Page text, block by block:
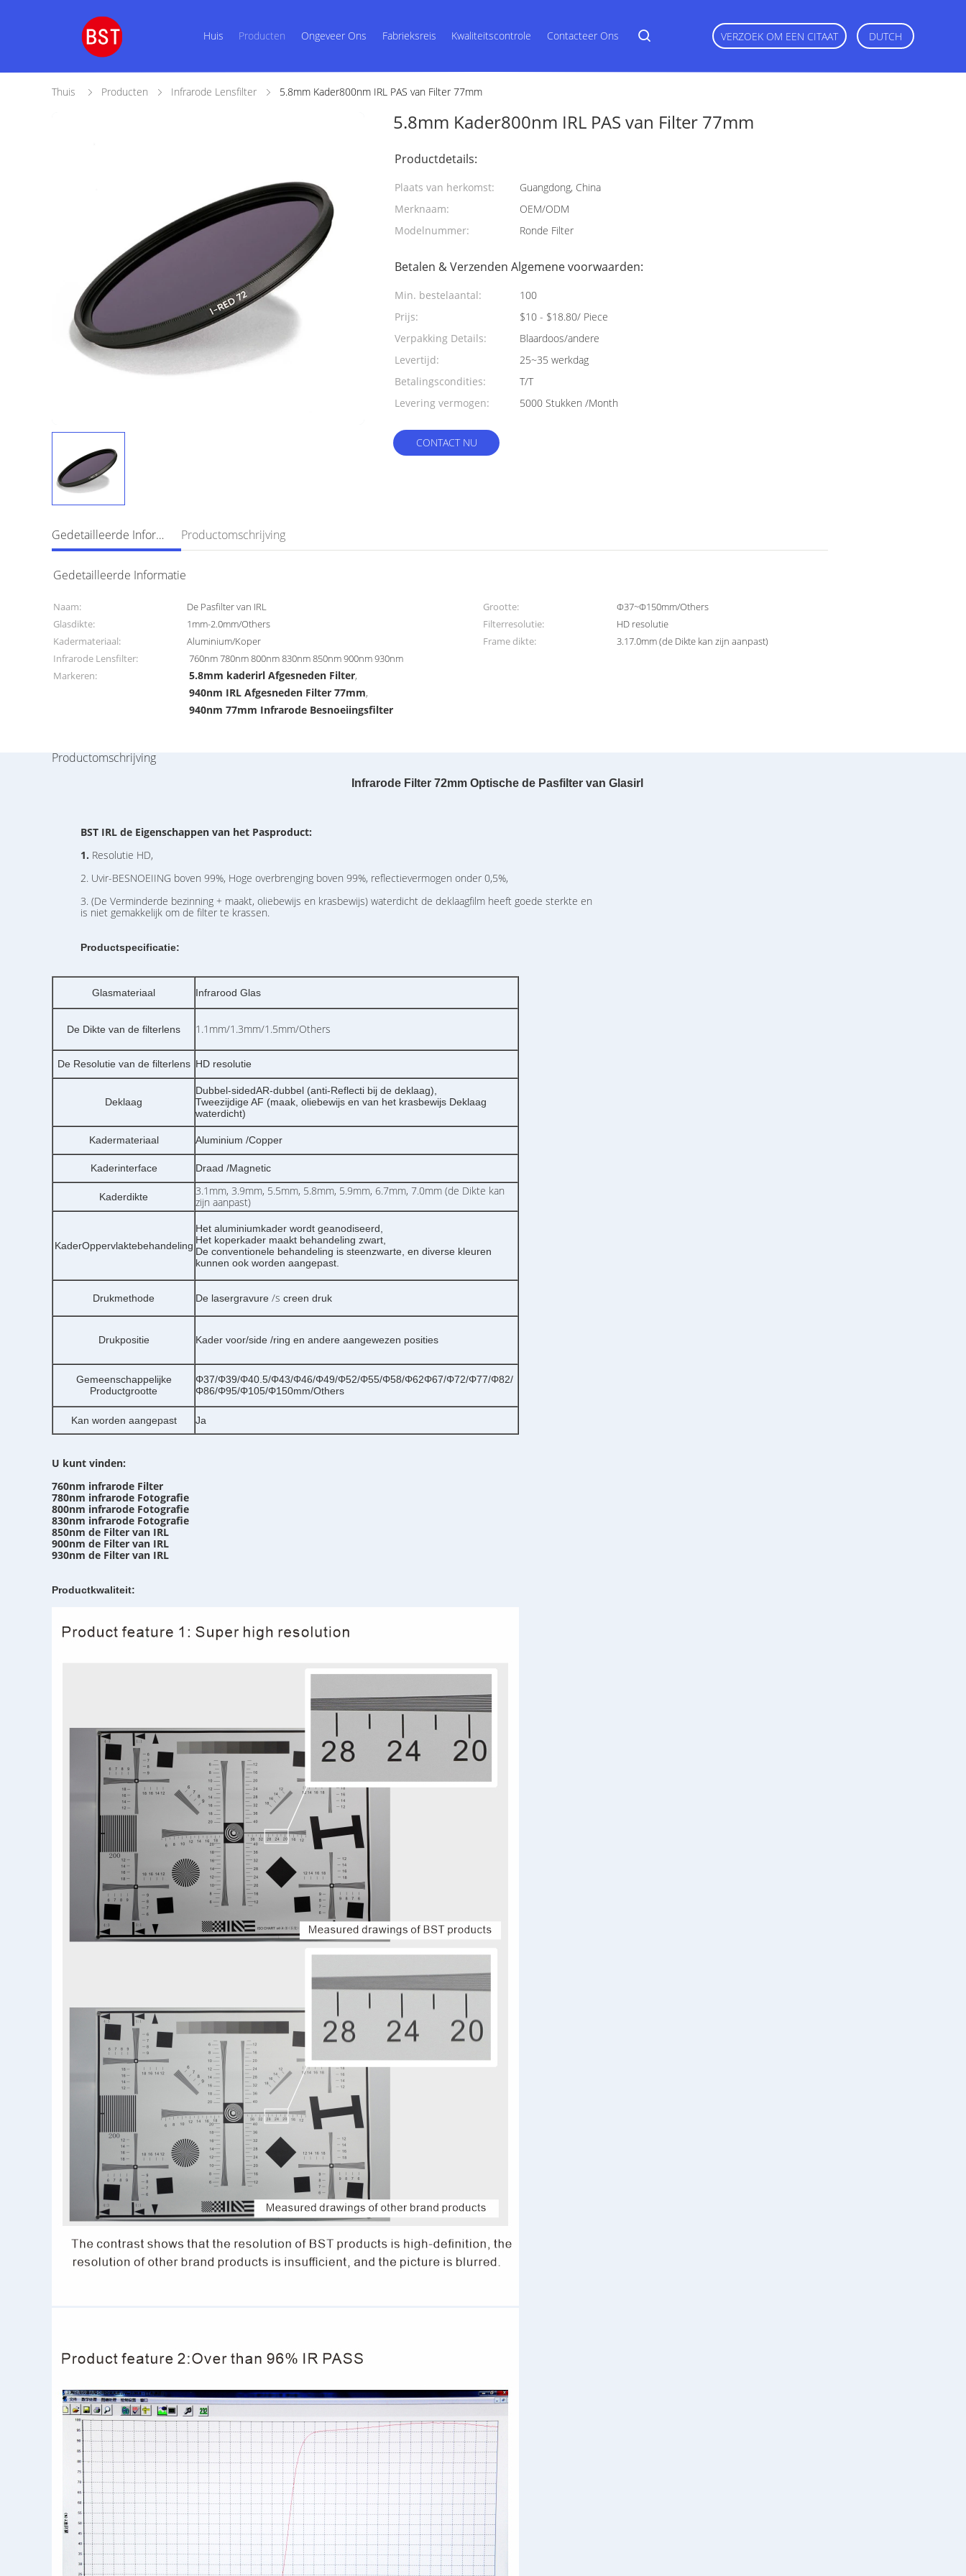
Huis Producten Ongeveer Ons Fabrieksreis Kwaliteitscontrole Contacteer Ons VERZOEK OM EEN CITAAT DUTCH
Thuis Producten Infrarode Lensfilter 5.8mm Kader800nm IRL PAS van Filter 77mm
5.8mm Kader800nm IRL PAS van Filter 77mm
Productdetails:
Plaats van herkomst:
Guangdong, China
Merknaam:
OEM/ODM
Modelnummer:
Ronde Filter
Betalen & Verzenden Algemene voorwaarden:
Min. bestelaantal:
100
Prijs:
$10 - $18.80/ Piece
Verpakking Details:
Blaardoos/andere
Levertijd:
25~35 werkdag
Betalingscondities:
T/T
Levering vermogen:
5000 Stukken /Month
CONTACT NU
Gedetailleerde Informatie Productomschrijving
Gedetailleerde Informatie
Naam: De Pasfilter van IRL Grootte:
Φ37~Φ150mm/Others
Glasdikte:
1mm-2.0mm/Others Filterresolutie:
HD resolutie
Kadermateriaal:
Aluminium/Koper Frame dikte:
3.17.0mm (de Dikte kan zijn aanpast)
Infrarode Lensfilter:
760nm 780nm 800nm 830nm 850nm 900nm 930nm
Markeren:
5.8mm kaderirl Afgesneden Filter,
940nm IRL Afgesneden Filter 77mm,
940nm 77mm Infrarode Besnoeiingsfilter
Productomschrijving
Infrarode Filter 72mm Optische de Pasfilter van Glasirl
BST IRL de Eigenschappen van het Pasproduct:
1. Resolutie HD,
2. Uvir-BESNOEIING boven 99%, Hoge overbrenging boven 99%, reflectievermogen onder 0,5%,
3. (De Verminderde bezinning + maakt, oliebewijs en krasbewijs) waterdicht de deklaagfilm heeft goede sterkte en
is niet gemakkelijk om de filter te krassen.
Productspecificatie:
Glasmateriaal Infrarood Glas
De Dikte van de filterlens 1.1mm/1.3mm/1.5mm/Others
De Resolutie van de filterlens HD resolutie
Deklaag
Dubbel-sidedAR-dubbel (anti-Reflecti bij de deklaag),
Tweezijdige AF (maak, oliebewijs en van het krasbewijs Deklaag
waterdicht)
Kadermateriaal Aluminium /Copper
Kaderinterface Draad /Magnetic
Kaderdikte
3.1mm, 3.9mm, 5.5mm, 5.8mm, 5.9mm, 6.7mm, 7.0mm (de Dikte kan
zijn aanpast)
KaderOppervlaktebehandeling
Het aluminiumkader wordt geanodiseerd,
Het koperkader maakt behandeling zwart,
De conventionele behandeling is steenzwarte, en diverse kleuren
kunnen ook worden aangepast.
Drukmethode De lasergravure /s creen druk
Drukpositie Kader voor/side /ring en andere aangewezen posities
Gemeenschappelijke
Productgrootte
Φ37/Φ39/Φ40.5/Φ43/Φ46/Φ49/Φ52/Φ55/Φ58/Φ62Φ67/Φ72/Φ77/Φ82/
Φ86/Φ95/Φ105/Φ150mm/Others
Kan worden aangepast Ja
U kunt vinden:
760nm infrarode Filter
780nm infrarode Fotografie
800nm infrarode Fotografie
830nm infrarode Fotografie
850nm de Filter van IRL
900nm de Filter van IRL
930nm de Filter van IRL
Productkwaliteit: